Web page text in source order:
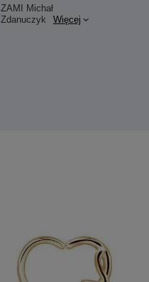
ZAMI Michał
Zdanuczyk
Więcej